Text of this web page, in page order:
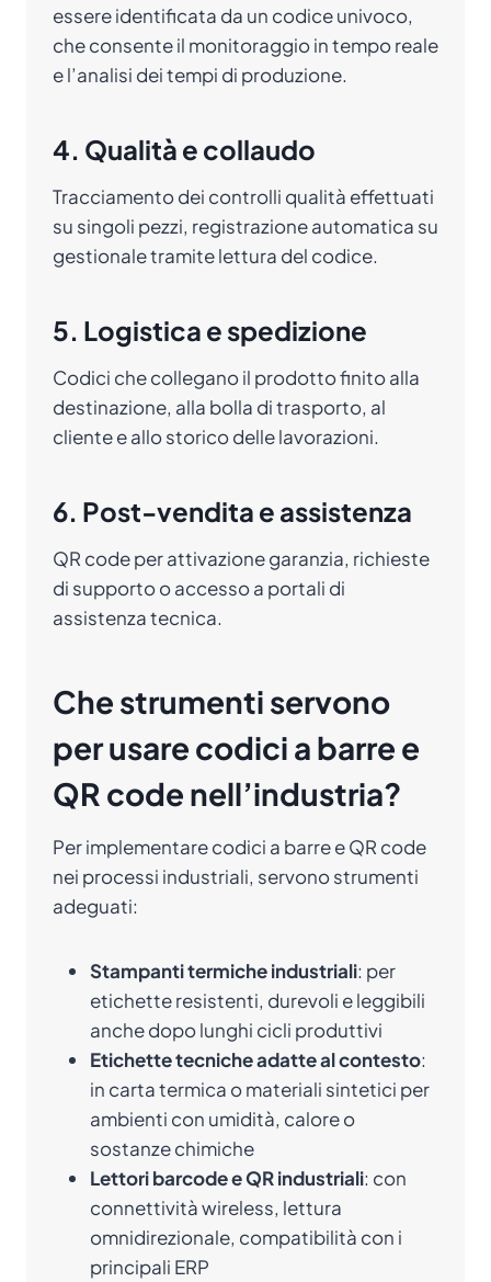
essere identificata da un codice univoco,
che consente il monitoraggio in tempo reale
e l’analisi dei tempi di produzione.
4. Qualità e collaudo
Tracciamento dei controlli qualità effettuati
su singoli pezzi, registrazione automatica su
gestionale tramite lettura del codice.
5. Logistica e spedizione
Codici che collegano il prodotto finito alla
destinazione, alla bolla di trasporto, al
cliente e allo storico delle lavorazioni.
6. Post-vendita e assistenza
QR code per attivazione garanzia, richieste
di supporto o accesso a portali di
assistenza tecnica.
Che strumenti servono
per usare codici a barre e
QR code nell’industria?
Per implementare codici a barre e QR code
nei processi industriali, servono strumenti
adeguati:
Stampanti termiche industriali: per
etichette resistenti, durevoli e leggibili
anche dopo lunghi cicli produttivi
Etichette tecniche adatte al contesto:
in carta termica o materiali sintetici per
ambienti con umidità, calore o
sostanze chimiche
Lettori barcode e QR industriali: con
connettività wireless, lettura
omnidirezionale, compatibilità con i
principali ERP